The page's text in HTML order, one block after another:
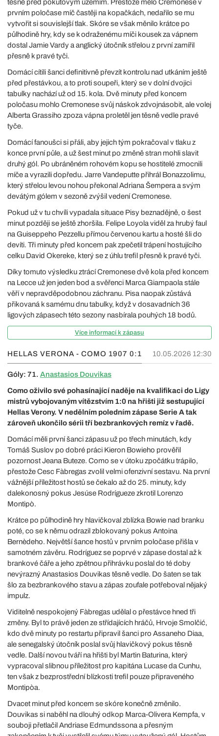
těsně před pokutovým územím. Přestože mělo Cremonese v
prvním poločase míč častěji na kopačkách, nedařilo se mu
vytvořit si souvislejší tlak. Skóre se však měnilo krátce po
půlhodině hry, kdy se k odraženému míči kousek za vápnem
dostal Jamie Vardy a anglický útočník střelou z první zamířil
přesně k pravé tyči.
Domácí cítili šanci definitivně převzít kontrolu nad utkáním ještě
před přestávkou, a to proti soupeři, který se v dolní dvojici
tabulky nachází už od 15. kola. Dvě minuty před koncem
poločasu mohlo Cremonese svůj náskok zdvojnásobit, ale volej
Alberta Grassiho zpoza vápna proletěl jen těsně vedle pravé
tyče.
Domácí fanoušci si přáli, aby jejich tým pokračoval v tlaku z
konce první půle, a už šest minut po změně stran mohli slavit
druhý gól. Po ubráněném rohovém kopu se hostitelé zmocnili
míče a vyrazili dopředu. Jarre Vandeputte přihrál Bonazzolimu,
který střelou levou nohou překonal Adriana Šempera a svým
devátým gólem v sezoně zvýšil vedení Cremonese.
Pokud už v tu chvíli vypadala situace Pisy beznadějně, o šest
minut později se ještě zhoršila. Felipe Loyola viděl za hrubý faul
na Guiseppeho Pezzellu přímou červenou kartu a hosté šli do
devíti. Tři minuty před koncem pak zpečetil trápení hostujícího
celku David Okereke, který se z úhlu trefil přesně k pravé tyči.
Díky tomuto výsledku ztrácí Cremonese dvě kola před koncem
na Lecce už jen jeden bod a svěřenci Marca Giampaola stále
věří v nepravděpodobnou záchranu. Pisa naopak zůstává
přikovaná k samému dnu tabulky, když v dosavadních 36
ligových zápasech této sezony nasbírala pouhých 18 bodů.
Více informací k zápasu
HELLAS VERONA - COMO 1907 0:1 10.05.2026 12:30
Góly: 71. Anastasios Douvikas
Como oživilo své pohasínající naděje na kvalifikaci do Ligy
mistrů vybojovaným vítězstvím 1:0 na hřišti již sestupující
Hellas Verony. V nedělním poledním zápase Serie A tak
zároveň ukončilo sérii tří bezbrankových remíz v řadě.
Domácí měli první šanci zápasu už po třech minutách, kdy
Tomáš Suslov po dobré práci Kieron Bowieho prověřil
pozornost Jeana Buteze. Como se v útoku zpočátku trápilo,
přestože Cesc Fàbregas zvolil velmi ofenzivní sestavu. Na první
vážnější příležitost hostů se čekalo až do 25. minuty, kdy
dalekonosný pokus Jesúse Rodrígueze zkrotil Lorenzo
Montipò.
Krátce po půlhodině hry hlavičkoval zblízka Bowie nad branku
poté, co se k němu odrazil zblokovaný pokus Antoina
Bernèdeho. Největší šance hostů v prvním poločase přišla v
samotném závěru. Rodríguez se poprvé v zápase dostal až k
brankové čáře a jeho zpětnou přihrávku poslal do té doby
nevýrazný Anastasios Douvikas těsně vedle. Do šaten se tak
šlo za bezbrankového stavu a zápas zoufale potřeboval nějaký
impulz.
Viditelně nespokojený Fàbregas udělal o přestávce hned tři
změny. Byl to právě jeden ze střídajících hráčů, Hrvoje Smolčić,
kdo dvě minuty po restartu připravil šanci pro Assaneho Diaa,
ale senegalský útočník poslal svůj hlavičkový pokus těsně
vedle. Další novou tváří na hřišti byl Martin Baturina, který
vypracoval slibnou příležitost pro kapitána Lucase da Cunhu,
ten však z bezprostřední blízkosti trefil pouze připraveného
Montipòa.
Dvacet minut před koncem se skóre konečně změnilo.
Douvikas si naběhl na dlouhý odkop Marca-Olivera Kempfa, v
souboji přetlačil Andriase Edmundssona a přesným